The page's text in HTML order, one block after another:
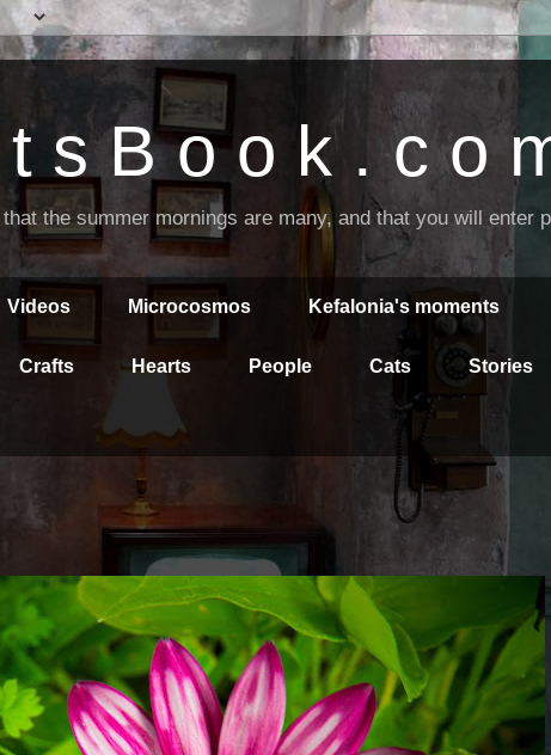
s B o o k . c o
the summer mornings are many, and that you will
Videos Microcosmos Kefalonia's moments
Crafts Hearts People Cats Stories